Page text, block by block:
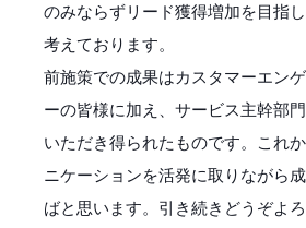
のみならずリード獲得増加を目指
考えております。
前施策での成果はカスタマーエン
ーの皆様に加え、サービス主幹部
いただき得られたものです。これ
ニケーションを活発に取りながら
ばと思います。引き続きどうぞよ